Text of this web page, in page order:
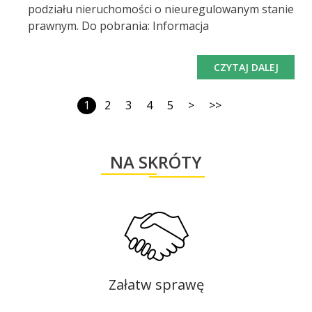
podziału nieruchomości o nieuregulowanym stanie
prawnym. Do pobrania: Informacja
CZYTAJ DALEJ
1 2 3 4 5 > >>
NA SKRÓTY
Załatw sprawę